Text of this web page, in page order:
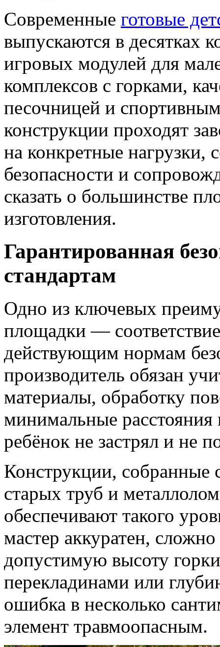
Современные готовые
выпускаются в десятках
игровых модулей для
комплексов с горками,
песочницей и
конструкции проходят
на конкретные нагрузки,
безопасности и
сказать о большинстве
изготовления.
Гарантированная
стандартам
Одно из ключевых
площадки —
действующим нормам
производитель обязан
материалы, обработку
минимальные
ребёнок не застрял и не
Конструкции, собранные
старых труб и
обеспечивают такого
мастер аккуратен,
допустимую высоту
перекладинами или
ошибка в несколько
элемент травмоопасным.